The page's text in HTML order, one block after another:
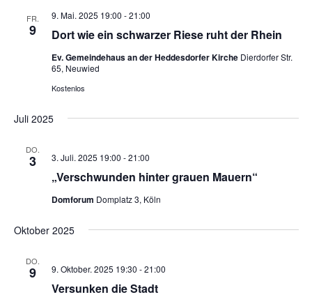
FR.
9 Dort wie ein schwarzer Riese ruht der Rhein
9. Mai. 2025 19:00 -21:00
Ev. Gemeindehaus an der Heddesdorfer Kirche Dierdorfer Str.
65, Neuwied
Kostenlos
Juli 2025
DO.
3
„Verschwunden hinter grauen Mauern“
3. Juli. 2025 19:00 -21:00
Domforum Domplatz 3, Köln
Oktober 2025
DO.
9
Versunken die Stadt
9. Oktober. 2025 19:30 -21:00